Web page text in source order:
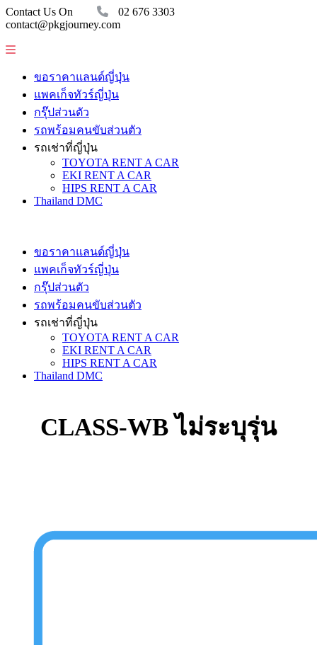
Contact Us On
02 676 3303
contact@pkgjourney.com
ขอราคาแลนด์ญี่ปุ่น
แพคเก็จทัวร์ญี่ปุ่น
กรุ๊ปส่วนตัว
รถพร้อมคนขับส่วนตัว
รถเช่าที่ญี่ปุ่น
TOYOTA RENT A CAR
EKI RENT A CAR
HIPS RENT A CAR
Thailand DMC
ขอราคาแลนด์ญี่ปุ่น
แพคเก็จทัวร์ญี่ปุ่น
กรุ๊ปส่วนตัว
รถพร้อมคนขับส่วนตัว
รถเช่าที่ญี่ปุ่น
TOYOTA RENT A CAR
EKI RENT A CAR
HIPS RENT A CAR
Thailand DMC
CLASS-WB ไม่ระบุรุ่น